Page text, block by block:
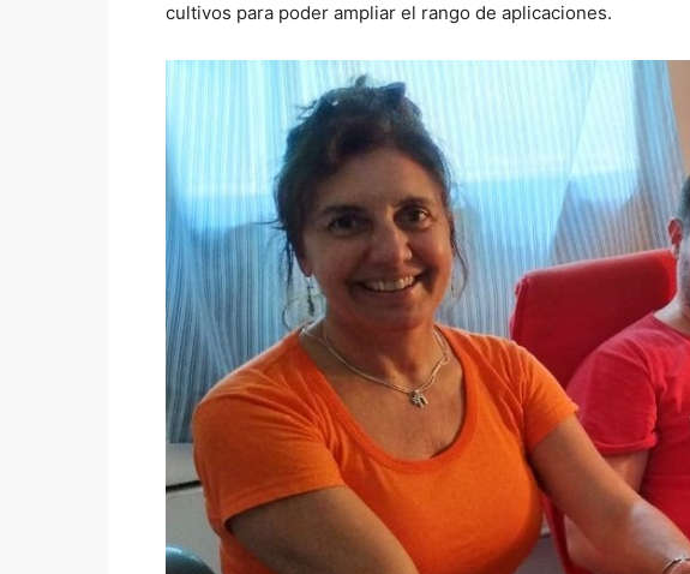
cultivos para poder ampliar el rango de aplicaciones.